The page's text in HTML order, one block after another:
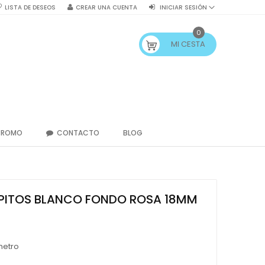
LISTA DE DESEOS INICIAR SESIÓN
CREAR UNA CUENTA
MI CESTA
0
CONTACTO BLOG
BLANCO FONDO ROSA 18MM